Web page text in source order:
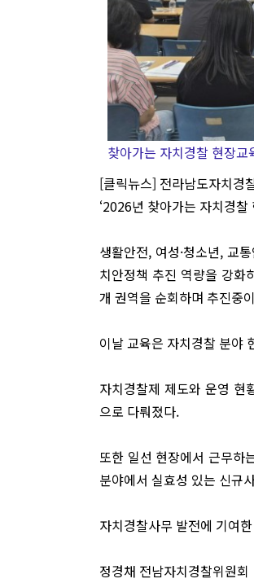
찾아가는 자치경찰 현장교
[클릭뉴스] 전라남도자치경
‘2026년 찾아가는 자치경찰
생활안전, 여성·청소년, 교
치안정책 추진 역량을 강화
개 권역을 순회하며 추진중
이날 교육은 자치경찰 분야
자치경찰제 제도와 운영 현
으로 다뤄졌다.
또한 일선 현장에서 근무하
분야에서 실효성 있는 신규
자치경찰사무 발전에 기여
정경채 전남자치경찰위원